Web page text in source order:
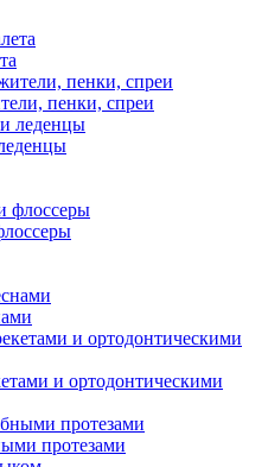
пенки, спреи
и ортодонтическими
протезами